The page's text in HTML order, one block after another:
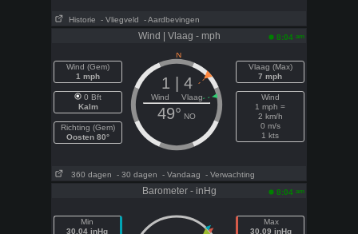
Historie - Vliegveld - Aardbevingen
Wind | Vlaag - mph 8:04 am
Wind (Gem)
1 mph
0 Bft
Kalm
Richting (Gem)
Oosten 80°
1 | 4
Wind Vlaag
49° NO
Vlaag (Max)
7 mph
Wind
1 mph =
2 km/h
0 m/s
1 kts
360 dagen - 30 dagen - Vandaag - Verwachting
Barometer - inHg 8:04 am
Min
30.04 inHg
Max
30.09 inHg